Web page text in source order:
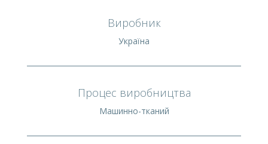
Виробник
Україна
Процес виробництва
Машинно-тканий